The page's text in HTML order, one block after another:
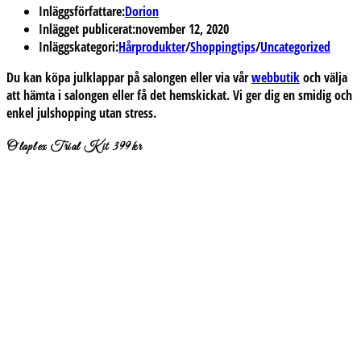
Inläggsförfattare:Dorion
Inlägget publicerat:november 12, 2020
Inläggskategori:Hårprodukter/Shoppingtips/Uncategorized
Du kan köpa julklappar på salongen eller via vårwebbutikoch välja
att hämta i salongen eller få det hemskickat. Vi ger dig en smidig och
enkel julshopping utan stress.
Olaplex Trial Kit 399kr